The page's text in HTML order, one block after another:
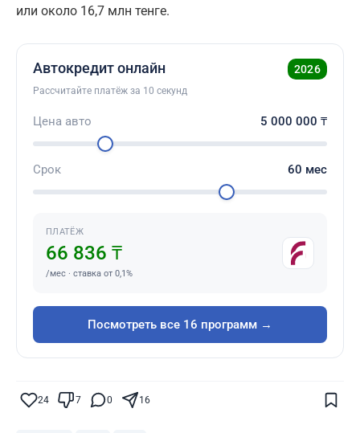
или около 16,7 млн тенге.
Автокредит онлайн 2026
Рассчитайте платёж за 10 секунд
Цена авто 5 000 000 ₸
Срок 60 мес
ПЛАТЁЖ
66 836 ₸
/мес · ставка от 0,1%
Посмотреть все 16 программ →
24 7 0 16
показываться вам